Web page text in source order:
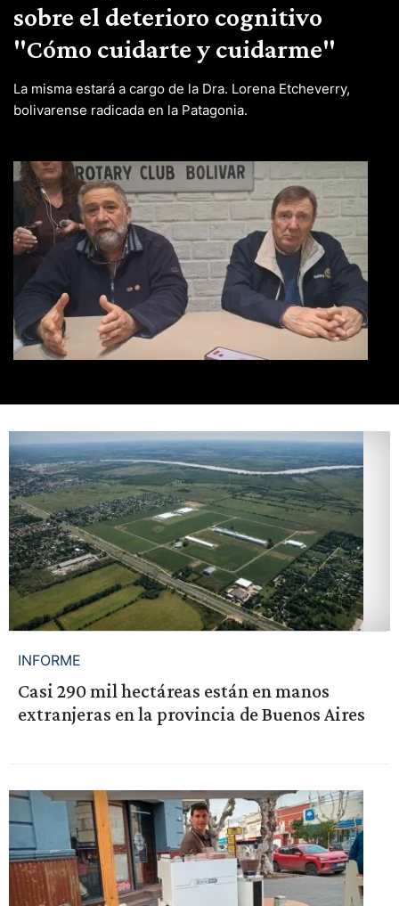
sobre el deterioro cognitivo
"Cómo cuidarte y cuidarme"
La misma estará a cargo de la Dra. Lorena Etcheverry,
bolivarense radicada en la Patagonia.
INFORME
Casi 290 mil hectáreas están en manos
extranjeras en la provincia de Buenos Aires